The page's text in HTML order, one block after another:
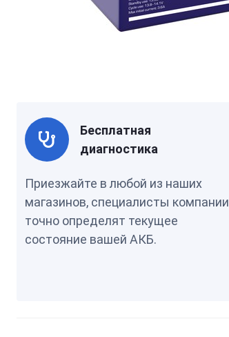
Бесплатная
диагностика
Приезжайте в любой из наших
магазинов, специалисты компании
точно определят текущее
состояние вашей АКБ.